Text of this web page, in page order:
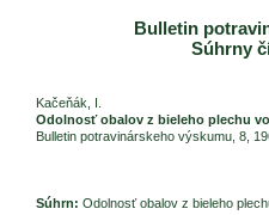
Bulletin
Súhrny
Kačeňák, I.
Odolnosť obalov z bieleho plechu
Bulletin potravinárskeho výskumu, 8,
Súhrn: Odolnosť obalov z bieleho